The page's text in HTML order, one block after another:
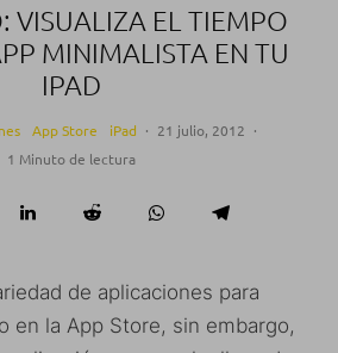
VISUALIZA EL TIEMPO
MINIMALISTA EN TU
IPAD
App Store iPad · 21 julio, 2012 ·
1 Minuto de lectura
de aplicaciones para
en la App Store, sin embargo,